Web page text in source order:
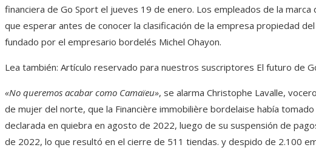
financiera de Go Sport el jueves 19 de enero. Los empleados de la
que esperar antes de conocer la clasificación de la empresa propiedad
fundado por el empresario bordelés Michel Ohayon.
Lea también: Artículo reservado para nuestros suscriptores El futuro de
«No queremos acabar como Camaïeu», se alarma Christophe Lavalle,
de mujer del norte, que la Financière immobilière bordelaise había
declarada en quiebra en agosto de 2022, luego de su suspensión de
de 2022, lo que resultó en el cierre de 511 tiendas. y despido de 2.100